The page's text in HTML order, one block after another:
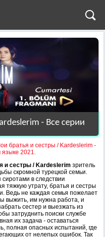
- Все серии
братья и сестры / Kardeslerim -
языке 2021.
и сестры / Kardeslerim зритель
скромной турецкой семьи.
сиротами в следствии
тяжкую утрату, братья и сестры
Ведь не каждая семья пожелает
выжить, им нужна работа, и
сестер и выезжать из
затруднить поиски службе
их задача - оставаться
полная опасных испытаний, где
от нелепых ошибок. Так